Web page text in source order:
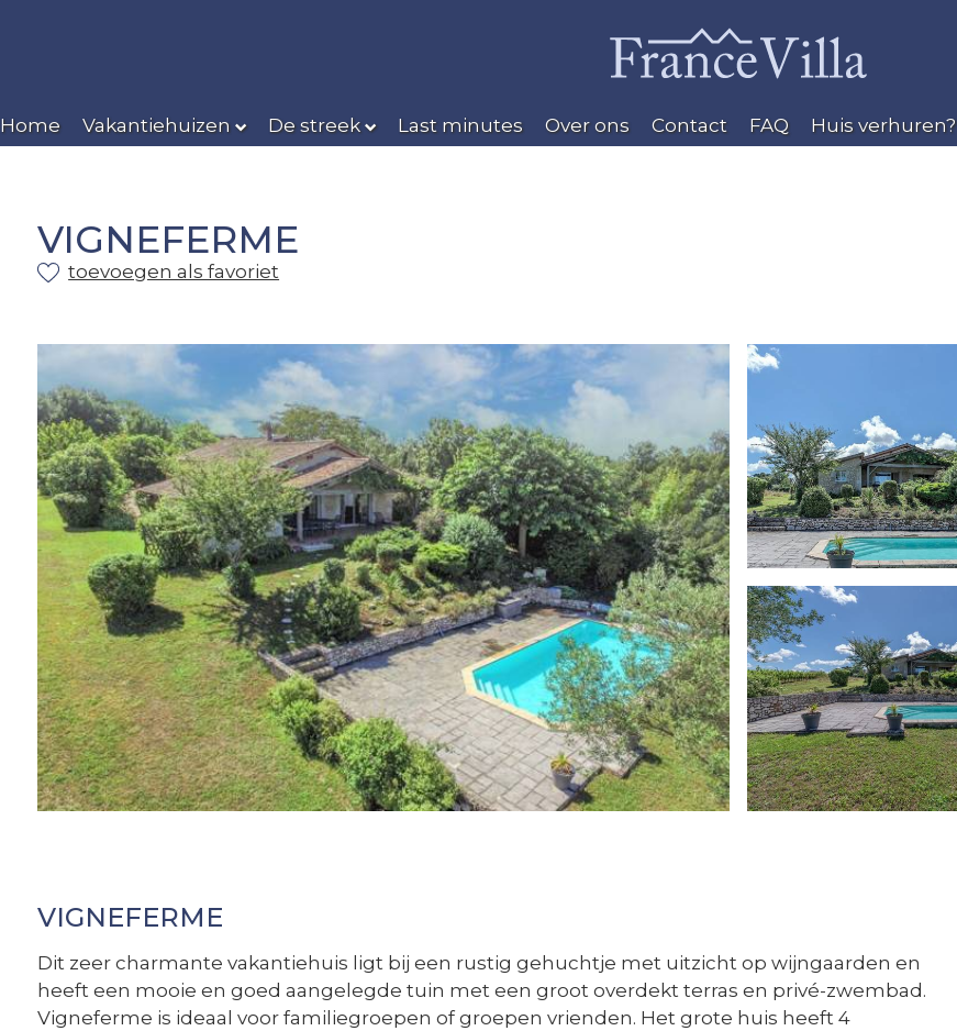
Home Vakantiehuizen De streek Last minutes Over ons Contact FAQ Huis verhuren?
VIGNEFERME
toevoegen als favoriet
VIGNEFERME
Dit zeer charmante vakantiehuis ligt bij een rustig gehuchtje met uitzicht op wijngaarden en
heeft een mooie en goed aangelegde tuin met een groot overdekt terras en privé-zwembad.
Vigneferme is ideaal voor familiegroepen of groepen vrienden. Het grote huis heeft 4